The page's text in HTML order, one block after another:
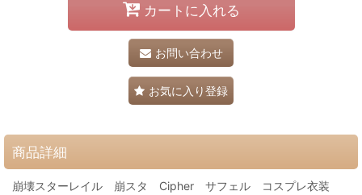
カートに入れる
お問い合わせ
お気に入り登録
商品詳細
崩壊スターレイル 崩スタ Cipher サフェル コスプレ衣装